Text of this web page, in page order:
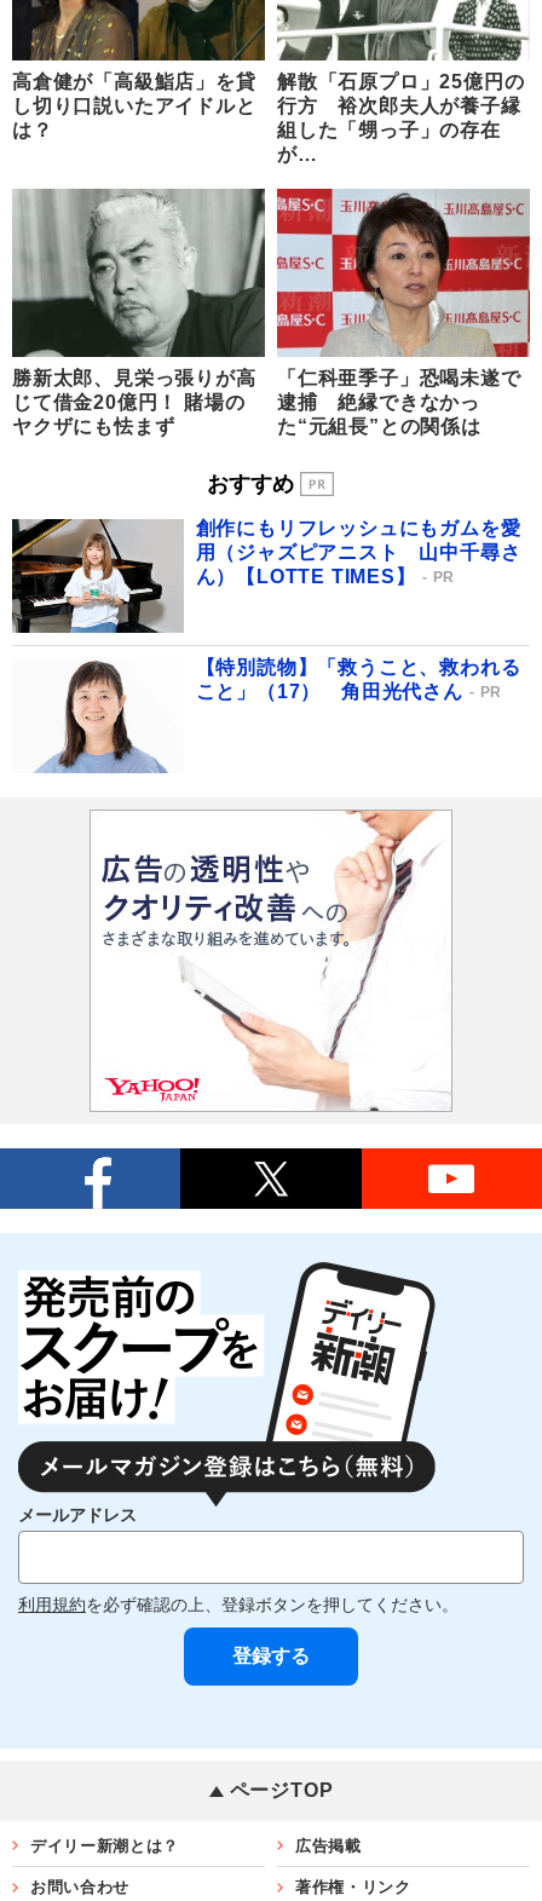
高倉健が「高級鮨店」を貸
し切り口説いたアイドルと
は？
解散「石原プロ」25億円の
行方 裕次郎夫人が養子縁
組した「甥っ子」の存在
が…
勝新太郎、見栄っ張りが高
じて借金20億円！ 賭場の
ヤクザにも怯まず
「仁科亜季子」恐喝未遂で
逮捕 絶縁できなかっ
た“元組長”との関係は
おすすめ
創作にもリフレッシュにもガムを愛
用（ジャズピアニスト 山中千尋さ
ん）【LOTTE TIMES】
PR
【特別読物】「救うこと、救われる
こと」（17） 角田光代さん
PR
メールアドレス
利用規約を必ず確認の上、登録ボタンを押してください。
ページTOP
デイリー新潮とは？ 広告掲載
お問い合わせ 著作権・リンク